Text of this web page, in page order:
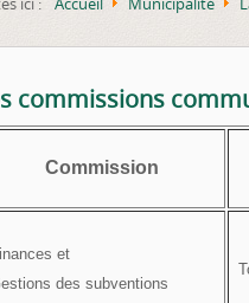
commissions
Commission
et
estions des subventions